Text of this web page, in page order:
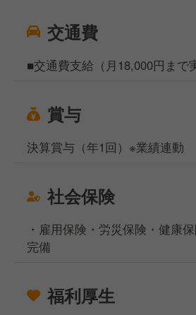
交通費
■交通費支給（月18,000円まで
賞与
決算賞与（年1回）※業績連動
社会保険
・雇用保険・労災保険・健康
完備
福利厚生